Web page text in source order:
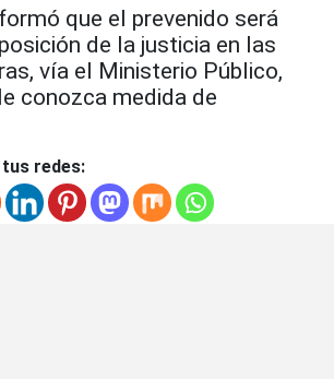
que el prevenido será
de la justicia en las
vía el Ministerio Público,
conozca medida de
redes: